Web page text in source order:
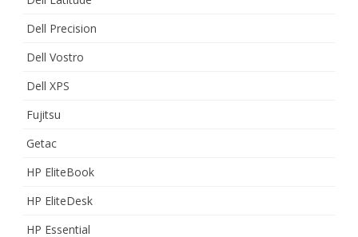
Dell Precision
Dell Vostro
Dell XPS
Fujitsu
Getac
HP EliteBook
HP EliteDesk
HP Essential